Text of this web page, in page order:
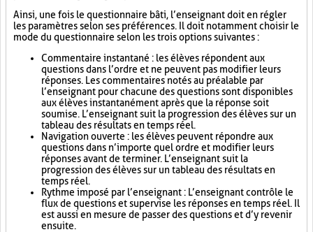
Ainsi, une fois le questionnaire bâti, l’enseignant doit en régler
les paramètres selon ses préférences. Il doit notamment choisir le
mode du questionnaire selon les trois options suivantes :
Commentaire instantané : les élèves répondent aux
questions dans l’ordre et ne peuvent pas modifier leurs
réponses. Les commentaires notés au préalable par
l’enseignant pour chacune des questions sont disponibles
aux élèves instantanément après que la réponse soit
soumise. L’enseignant suit la progression des élèves sur un
tableau des résultats en temps réel.
Navigation ouverte : les élèves peuvent répondre aux
questions dans n’importe quel ordre et modifier leurs
réponses avant de terminer. L’enseignant suit la
progression des élèves sur un tableau des résultats en
temps réel.
Rythme imposé par l’enseignant : L’enseignant contrôle le
flux de questions et supervise les réponses en temps réel. Il
est aussi en mesure de passer des questions et d’y revenir
ensuite.